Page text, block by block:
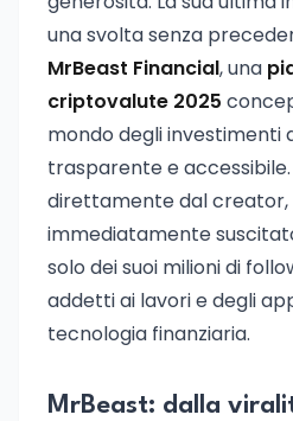
una svolta senza
MrBeast Financial, una
criptovalute 2025
mondo degli investimenti
trasparente e accessibile.
direttamente dal creator,
immediatamente
solo dei suoi milioni di
addetti ai lavori e degli
tecnologia finanziaria.
MrBeast: dalla